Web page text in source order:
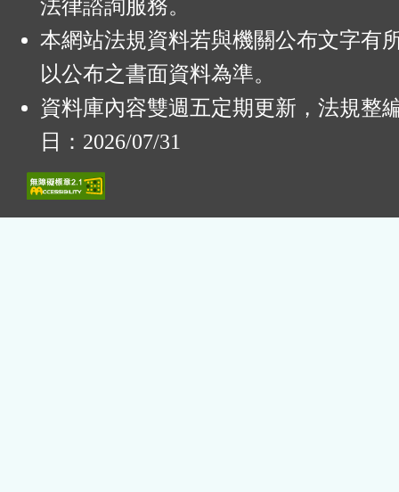
法律諮詢服務。
本網站法規資料若與機關公布文字有
以公布之書面資料為準。
資料庫內容雙週五定期更新，法規整
日：2026/07/31